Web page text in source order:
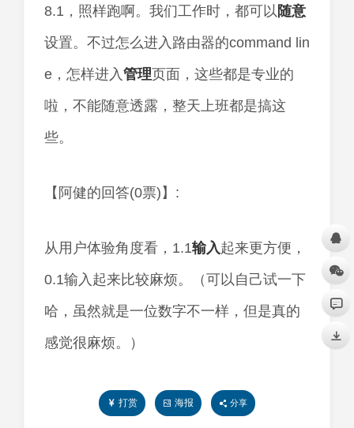
8.1，照样跑啊。我们工作时，都可以随意
设置。不过怎么进入路由器的command lin
e，怎样进入管理页面，这些都是专业的
啦，不能随意透露，整天上班都是搞这
些。
【阿健的回答(0票)】:
从用户体验角度看，1.1输入起来更方便，
0.1输入起来比较麻烦。（可以自己试一下
哈，虽然就是一位数字不一样，但是真的
感觉很麻烦。）
打赏 海报 分享